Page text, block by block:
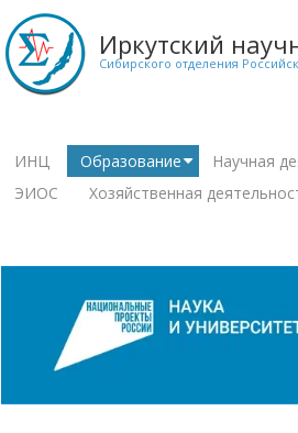
Иркутский
Сибирского отделения
navigation
+
ИНЦ +
Образование Научная
ЭИОС Хозяйственная